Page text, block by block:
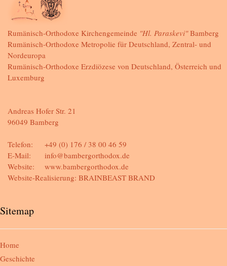
Rumänisch-Orthodoxe Kirchengemeinde "Hl. Paraskevi"Bamberg
Rumänisch-Orthodoxe Metropolie für Deutschland, Zentral- und
Nordeuropa
Rumänisch-Orthodoxe Erzdiözese von Deutschland, Österreich und
Luxemburg
Andreas Hofer Str. 21
96049 Bamberg
Telefon:
E-Mail:
Website:
+49 (0) 176 / 38 00 46 59
info@bambergorthodox.de
www.bambergorthodox.de
Website-Realisierung: BRAINBEAST BRAND
Sitemap
Home
Geschichte